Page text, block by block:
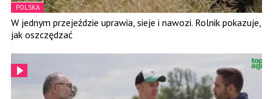
POLSKA
W jednym przejeździe uprawia, sieje i nawozi. Rolnik pokazuje,
jak oszczędzać